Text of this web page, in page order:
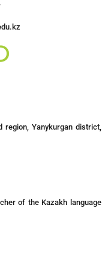
region, Yanykurgan district,
of the Kazakh language